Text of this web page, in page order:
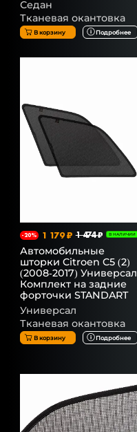
Седан
Тканевая окантовка
В корзину Подробнее
-20% 1 179 ₽ 1 474 ₽ В НАЛИЧИИ
Автомобильные
шторки Citroen C5 (2)
(2008-2017) Универсал
Комплект на задние
форточки STANDART
Универсал
Тканевая окантовка
В корзину Подробнее